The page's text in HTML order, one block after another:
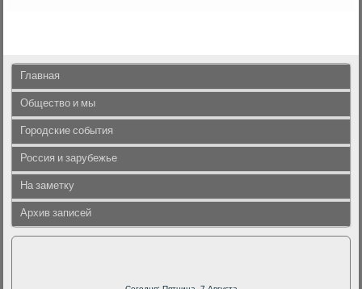
Главная
Общество и мы
Городские события
Россия и зарубежье
На заметку
Архив записей